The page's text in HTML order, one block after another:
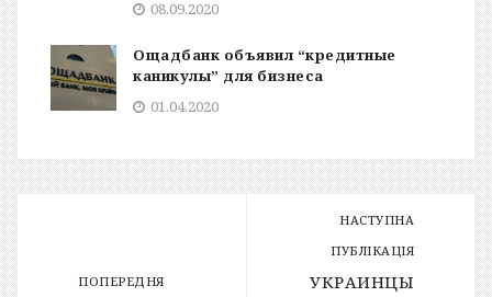
08.09.2020
Ощадбанк объявил “кредитные
каникулы” для бизнеса
01.04.2020
ПОПЕРЕДНЯ
НАСТУПНА
ПУБЛІКАЦІЯ
УКРАИНЦЫ